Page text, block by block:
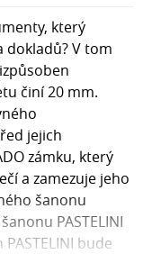
který
dokladů? V tom
činí 20 mm.
jejich
zámku, který
a zamezuje jeho
šanonu
PASTELINI
bude